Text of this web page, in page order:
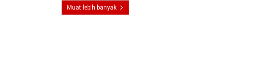
Muat lebih banyak